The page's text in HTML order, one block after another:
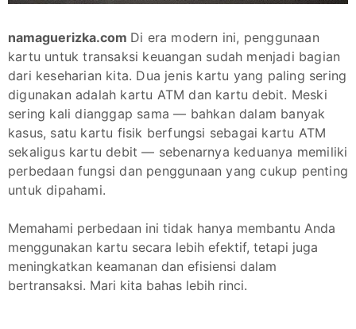
namaguerizka.com Di era modern ini, penggunaan
kartu untuk transaksi keuangan sudah menjadi bagian
dari keseharian kita. Dua jenis kartu yang paling sering
digunakan adalah kartu ATM dan kartu debit. Meski
sering kali dianggap sama — bahkan dalam banyak
kasus, satu kartu fisik berfungsi sebagai kartu ATM
sekaligus kartu debit — sebenarnya keduanya memiliki
perbedaan fungsi dan penggunaan yang cukup penting
untuk dipahami.
Memahami perbedaan ini tidak hanya membantu Anda
menggunakan kartu secara lebih efektif, tetapi juga
meningkatkan keamanan dan efisiensi dalam
bertransaksi. Mari kita bahas lebih rinci.